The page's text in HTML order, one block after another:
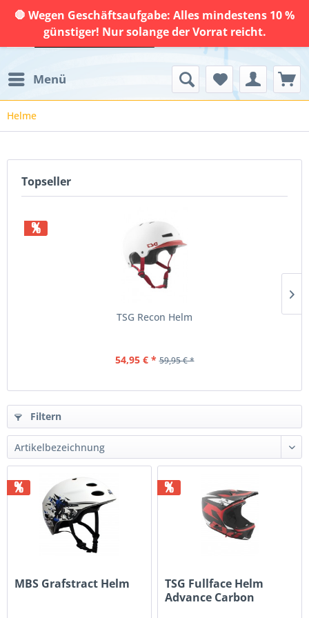
🛑 Wegen Geschäftsaufgabe: Alles mindestens 10 %
günstiger! Nur solange der Vorrat reicht.
Menü
Helme
Topseller
%
TSG Recon Helm
54,95 € * 59,95 € *
Filtern
%
MBS Grafstract Helm
%
TSG Fullface Helm
Advance Carbon